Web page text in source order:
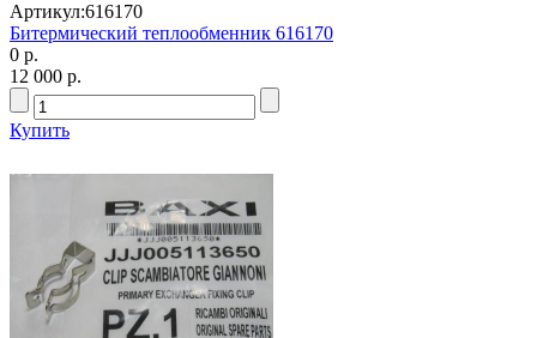
Артикул:616170
Битермический теплообменник 616170
0 р.
12 000 р.
Купить